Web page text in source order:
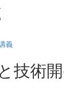
義
技術